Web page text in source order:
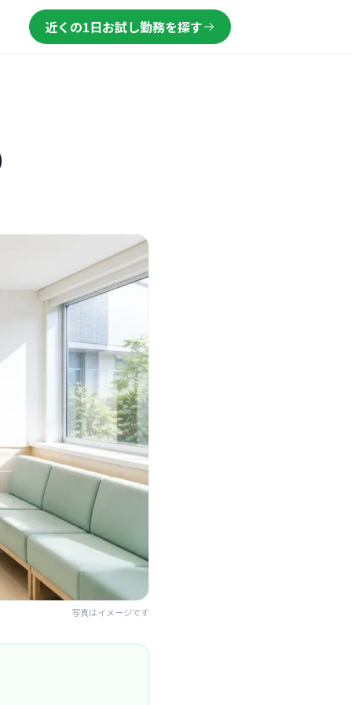
近くの1日お試し勤務を探す
写真はイメージです